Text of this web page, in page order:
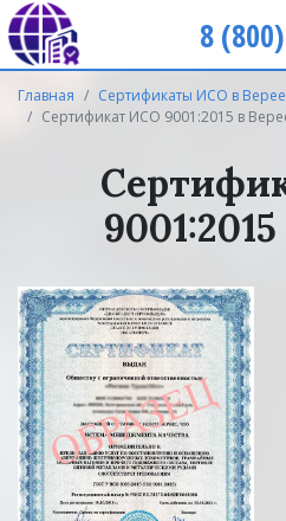
8
Главная
Сертификаты ИСО в Верее
Сертификат ИСО 9001:2015 в